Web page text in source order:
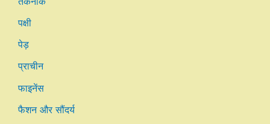
पक्षी
पेड़
प्राचीन
फाइनेंस
फैशन और सौंदर्य